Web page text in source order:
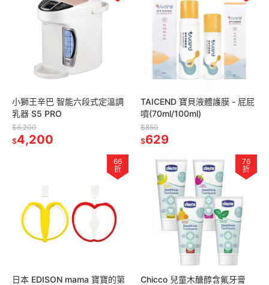
小獅王辛巴 智能六段式定溫調
乳器 S5 PRO
$6,200
$4,200
TAICEND 寶貝液體護膜 - 屁屁
噴(70ml/100ml)
$850
$629
66
折
日本 EDISON mama 寶寶的第
76
折
Chicco 兒童木醣醇含氟牙膏